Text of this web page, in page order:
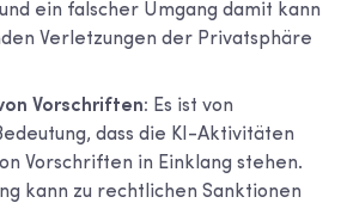
ein falscher Umgang damit kann
Verletzungen der Privatsphäre
Vorschriften: Es ist von
dass die KI-Aktivitäten
Vorschriften in Einklang stehen.
kann zu rechtlichen Sanktionen